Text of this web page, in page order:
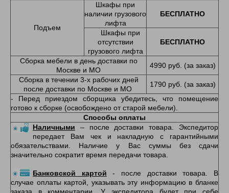
Подъем
Шкафы при
наличии грузового
лифта
БЕСПЛАТНО
Шкафы при
отсутствии
грузового лифта
БЕСПЛАТНО
Сборка мебели в день доставки по
Москве и МО
4990 руб. (за заказ)
Сборка в течении 3-х рабочих дней
после доставки по Москве и МО
1790 руб. (за заказ)
- Перед приездом сборщика убедитесь, что помещение
готово к сборке (освобождено от старой мебели).
Способы оплаты
Наличными – после доставки товара. Экспедитор
передает Вам чек и накладную с гарантийными
обязательствами. Наличие у Вас суммы без сдачи
значительно сократит время передачи товара.
Банковской картой - после доставки товара. В
случае оплаты картой, указывать эту информацию в бланке